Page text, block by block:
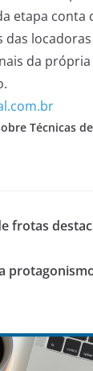
etapa conta
locadoras
da própria
Técnicas
frotas